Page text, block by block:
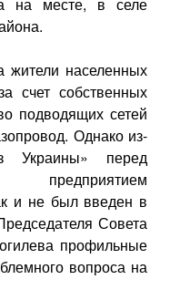
населенных
счет собственных
подводящих сетей
Однако из-
Украины» перед
предприятием
и не был введен в
Совета
профильные
вопроса на